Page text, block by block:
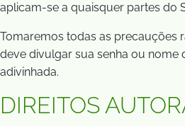
aplicam-se a quaisquer partes do
Tomaremos todas as precauções
deve divulgar sua senha ou nome
adivinhada.
DIREITOS